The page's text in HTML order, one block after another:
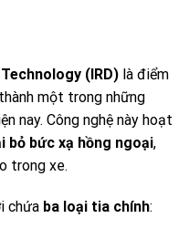
(IRD) là điểm
một trong những
nay. Công nghệ này hoạt
bỏ bức xạ hồng ngoại,
trong xe.
chứa ba loại tia chính: